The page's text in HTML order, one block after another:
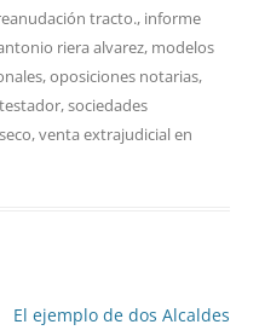
tracto., informe
riera alvarez, modelos
,oposiciones notarias,
,sociedades
,venta extrajudicialen
El ejemplo de dos Alcaldes